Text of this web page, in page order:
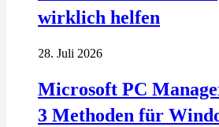
wirklich helfen
28. Juli 2026
Microsoft PC
3 Methoden für